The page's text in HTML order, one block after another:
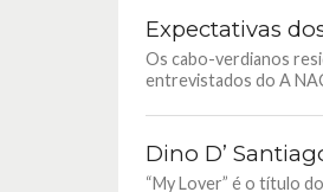
Expectativas
Os cabo-verdianos
entrevistados do A
Dino D’
“My Lover” é o título